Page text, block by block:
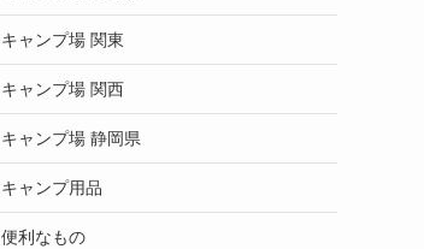
キャンプ場 関東
キャンプ場 関西
キャンプ場 静岡県
キャンプ用品
便利なもの